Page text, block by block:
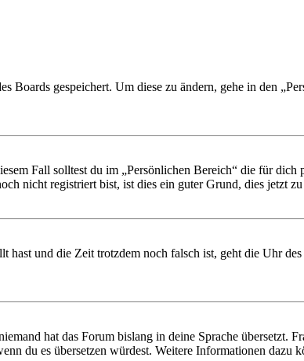
Boards gespeichert. Um diese zu ändern, gehe in den
Fall solltest du im „Persönlichen Bereich“ die für
nicht registriert bist, ist dies ein guter Grund, dies jetzt
hast und die Zeit trotzdem noch falsch ist, geht die Uhr
hat das Forum bislang in deine Sprache übersetzt.
du es übersetzen würdest. Weitere Informationen dazu